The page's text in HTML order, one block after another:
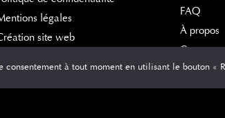
légales
site web
FAQ
À propos
Contact
Actualités
consentement à tout moment en utilisant le bouton «